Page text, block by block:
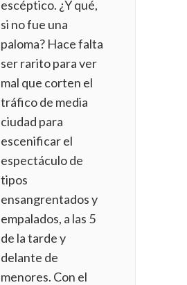
escéptico. ¿Y qué,
si no fue una
paloma? Hace falta
ser rarito para ver
mal que corten el
tráfico de media
ciudad para
escenificar el
espectáculo de
tipos
ensangrentados y
empalados, a las 5
de la tarde y
delante de
menores. Con el